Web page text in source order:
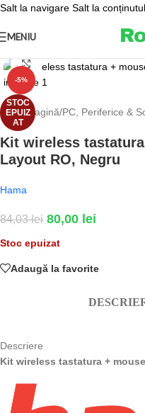
Salt la navigare Salt la
MENIU
-5%
STOC
EPUIZ
AT
Fă clic pentru a mări
Prima pagină/PC, Periferice &
Kit wireless
Layout RO, Negru
Hama
84,03lei 80,00 lei
Stoc epuizat
Adaugă la favorite
Descriere
Kit wireless tastatura +